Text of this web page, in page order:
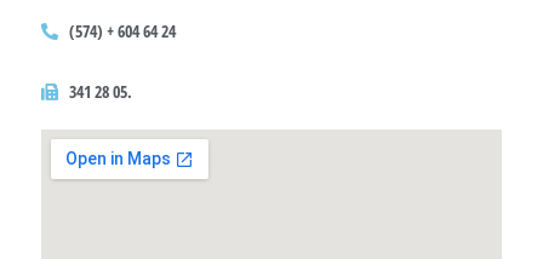
(574) + 604 64 24
341 28 05.